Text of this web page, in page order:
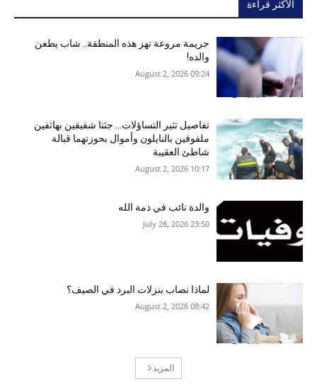
الأكثر قراءة
جريمة مروعة تهز هذه المنطقة.. شاب يطعن
والده!
09:24 2026 ,August 2
تفاصيل تثير التساؤلات… جثتا شقيقين بهاتفين
ملفوفين بالنايلون وأموال بحوزتهما قبالة
شاطئ العقيبة
10:17 2026 ,August 2
والدة نائب في ذمة الله
23:50 2026 ,July 28
لماذا نصاب بنزلات البرد في الصيف؟
08:42 2026 ,August 2
المزيد